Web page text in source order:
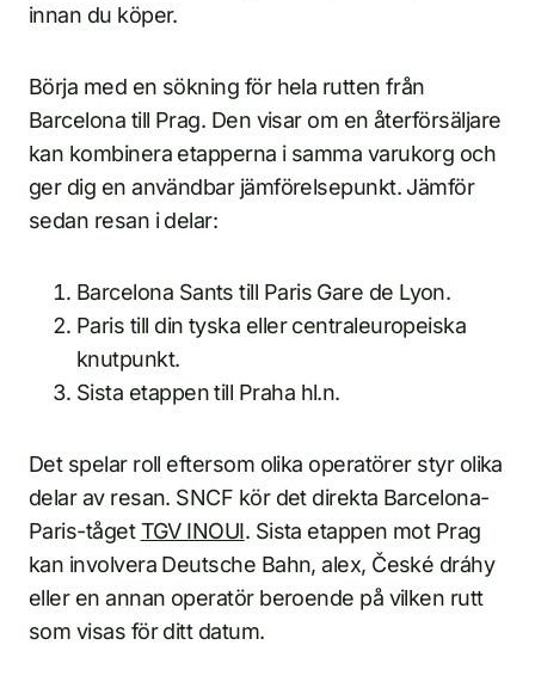
innan du köper.
Börja med en sökning för hela rutten från
Barcelona till Prag. Den visar om en återförsäljare
kan kombinera etapperna i samma varukorg och
ger dig en användbar jämförelsepunkt. Jämför
sedan resan i delar:
Barcelona Sants till Paris Gare de Lyon.
Paris till din tyska eller centraleuropeiska
knutpunkt.
Sista etappen till Praha hl.n.
Det spelar roll eftersom olika operatörer styr olika
delar av resan. SNCF kör det direkta Barcelona-
Paris-tågetTGV INOUI. Sista etappen mot Prag
kan involvera Deutsche Bahn, alex, České dráhy
eller en annan operatör beroende på vilken rutt
som visas för ditt datum.